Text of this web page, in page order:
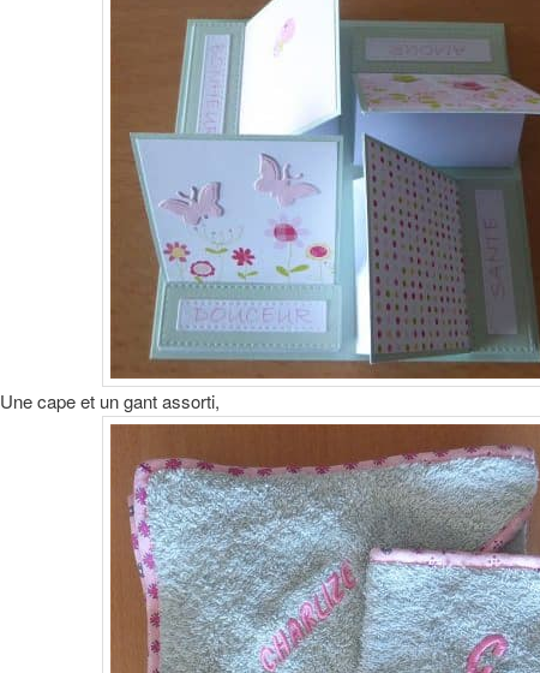
Une cape et un gant assorti,